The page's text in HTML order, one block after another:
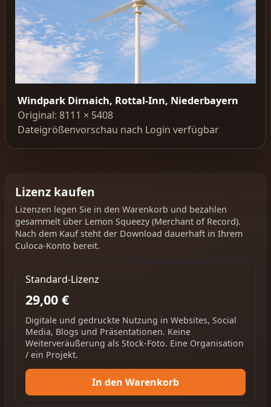
Windpark Dirnaich, Rottal-Inn, Niederbayern
Original: 8111 × 5408
Dateigrößenvorschau nach Login verfügbar
Lizenz kaufen
Lizenzen legen Sie in den Warenkorb und bezahlen
gesammelt über Lemon Squeezy (Merchant of Record).
Nach dem Kauf steht der Download dauerhaft in Ihrem
Culoca-Konto bereit.
Standard-Lizenz
29,00 €
Digitale und gedruckte Nutzung in Websites, Social
Media, Blogs und Präsentationen. Keine
Weiterveräußerung als Stock-Foto. Eine Organisation
/ ein Projekt.
In den Warenkorb